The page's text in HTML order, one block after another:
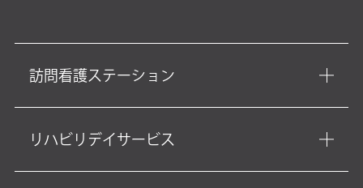
訪問看護ステーション
リハビリデイサービス